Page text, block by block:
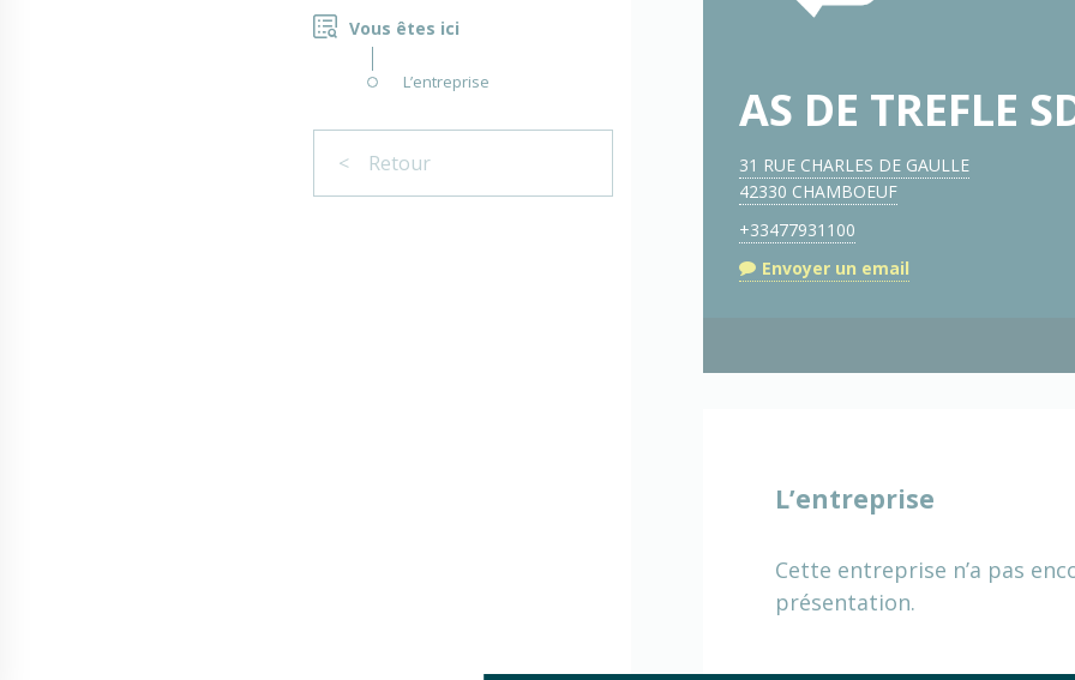
Vous êtes ici
L’entreprise
< Retour
AS DE TREFLE
31 RUE CHARLES DE GAULLE
42330 CHAMBOEUF
+33477931100
Envoyer un email
L’entreprise
Cette entreprise n’a pas
présentation.